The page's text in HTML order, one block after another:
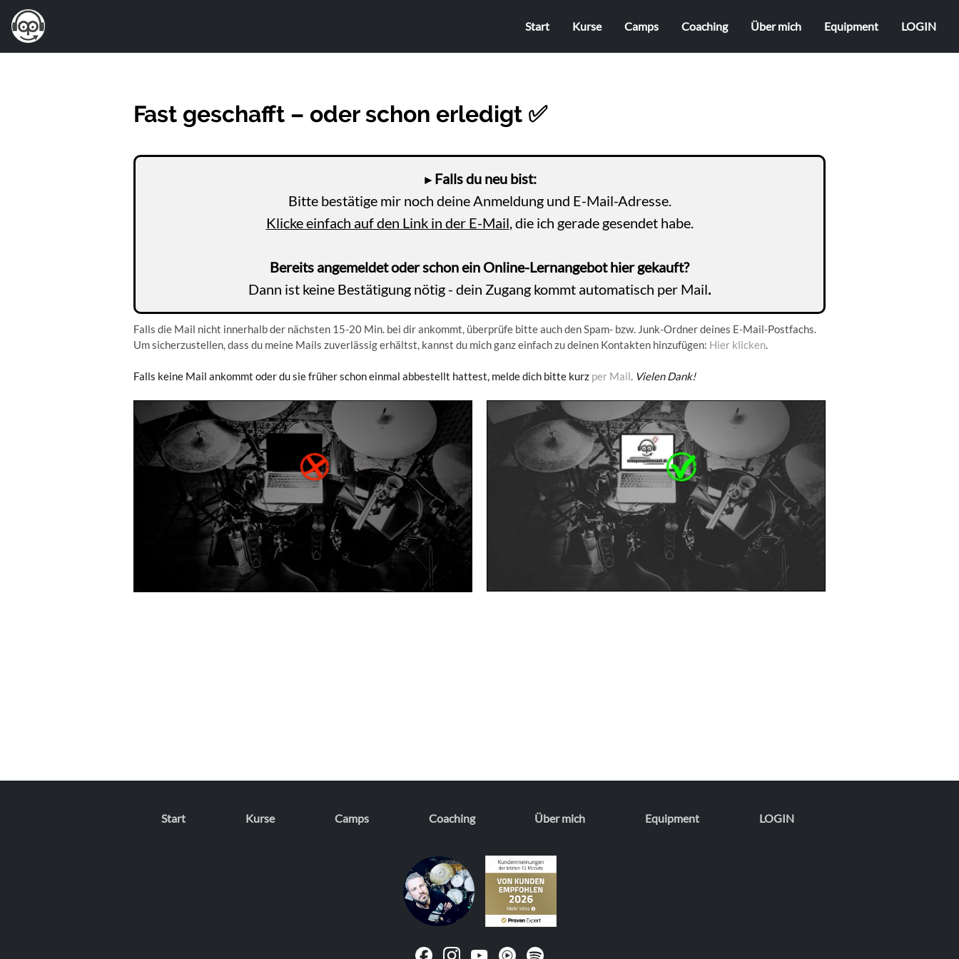
Start Kurse Camps Coaching Über mich Equipment LOGIN
Fast geschafft – oder schon erledigt ✅
► Falls du neu bist:
Bitte bestätige mir noch deine Anmeldung und E-Mail-Adresse.
Klicke einfach auf den Link in der E-Mail, die ich gerade gesendet habe.
Bereits angemeldet oder schon ein Online-Lernangebot hier gekauft?
Dann ist keine Bestätigung nötig - dein Zugang kommt automatisch per Mail.
Falls die Mail nicht innerhalb der nächsten 15-20 Min. bei dir ankommt, überprüfe bitte auch den Spam- bzw. Junk-Ordner deines E-Mail-Postfachs.
Um sicherzustellen, dass du meine Mails zuverlässig erhältst, kannst du mich ganz einfach zu deinen Kontakten hinzufügen: Hier klicken.
Falls keine Mail ankommt oder du sie früher schon einmal abbestellt hattest, melde dich bitte kurz per Mail. Vielen Dank!
Start Kurse Camps Coaching Über mich Equipment LOGIN